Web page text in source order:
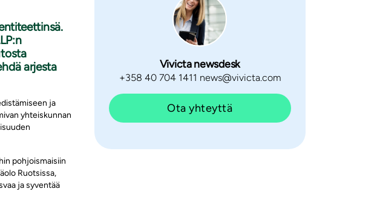
arjesta
ja
yhteiskunnan
pohjoismaisiin
Ruotsissa,
ja syventää
Vivicta newsdesk
+358 40 704 1411 news@vivicta.com
Ota yhteyttä